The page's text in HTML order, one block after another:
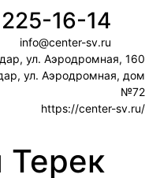
16-14
info@center-sv.ru
ул. Аэродромная, 160
ул. Аэродромная, дом
№72
https://center-sv.ru/
Терек